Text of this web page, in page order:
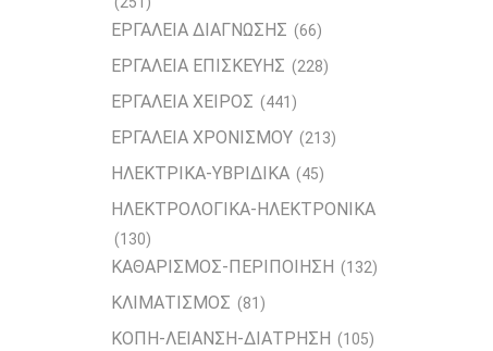
ΕΡΓΑΛΕΙΑ ΔΙΑΓΝΩΣΗΣ (66)
ΕΡΓΑΛΕΙΑ ΕΠΙΣΚΕΥΗΣ (228)
ΕΡΓΑΛΕΙΑ ΧΕΙΡΟΣ (441)
ΕΡΓΑΛΕΙΑ ΧΡΟΝΙΣΜΟΥ (213)
ΗΛΕΚΤΡΙΚΑ-ΥΒΡΙΔΙΚΑ (45)
ΗΛΕΚΤΡΟΛΟΓΙΚΑ-ΗΛΕΚΤΡΟΝΙΚΑ
(130)
ΚΑΘΑΡΙΣΜΟΣ-ΠΕΡΙΠΟΙΗΣΗ (132)
ΚΛΙΜΑΤΙΣΜΟΣ (81)
ΚΟΠΗ-ΛΕΙΑΝΣΗ-ΔΙΑΤΡΗΣΗ (105)